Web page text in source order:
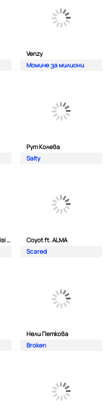
Venzy
Момиче за милиони
Рут Колева
Salty
Стенли ft. Fabrizio Parisi & The Editor
Coyot ft. ALMA
Scared
Нели Петкова
Broken